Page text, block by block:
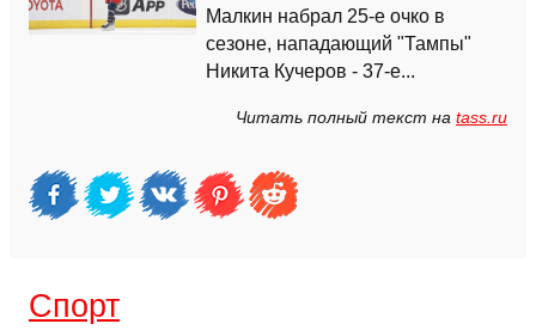
Малкин набрал 25-е очко в
сезоне, нападающий "Тампы"
Никита Кучеров - 37-е...
Читать полный текст на tass.ru
Спорт